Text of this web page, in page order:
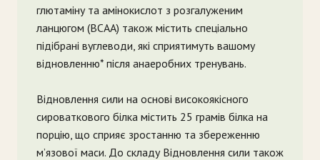
глютаміну та амінокислот з розгалуженим
ланцюгом (BCAA) також містить спеціально
підібрані вуглеводи, які сприятимуть вашому
відновленню* після анаеробних тренувань.
Відновлення сили на основі високоякісного
сироваткового білка містить 25 грамів білка на
порцію, що сприяє зростанню та збереженню
м’язової маси. До складу Відновлення сили також